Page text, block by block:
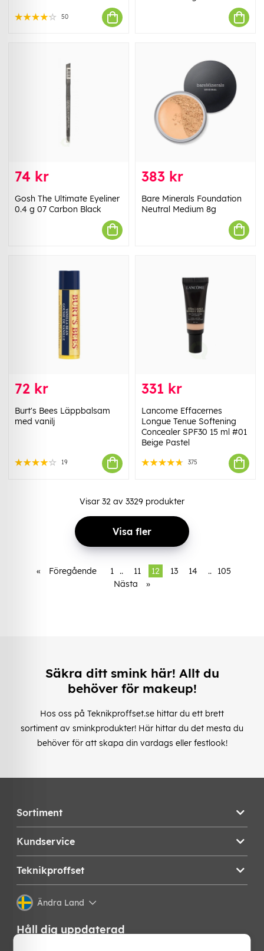
50
74 kr
Gosh The Ultimate Eyeliner
0.4 g 07 Carbon Black
383 kr
Bare Minerals Foundation
Neutral Medium 8g
72 kr
Burt's Bees Läppbalsam
med vanilj
19
331 kr
Lancome Effacernes
Longue Tenue Softening
Concealer SPF30 15 ml #01
Beige Pastel
375
Visar 32 av 3329 produkter
Visa fler
« Föregående 1 .. 11 12 13 14 ..
105
Nästa
»
Säkra ditt smink här! Allt du
behöver för makeup!
Hos oss på Teknikproffset.se hittar du ett brett
sortiment av sminkprodukter! Här hittar du det mesta du
behöver för att skapa din vardags eller festlook!
Sortiment
Kundservice
Teknikproffset
Ändra Land
Håll dig uppdaterad